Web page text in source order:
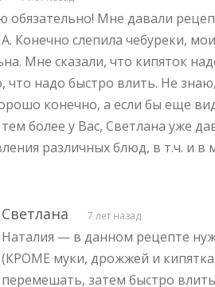
обязательно! Мне давали
Конечно слепила чебуреки,
Мне сказали, что кипяток
что надо быстро влить. Не
конечно, а если бы еще
более у Вас, Светлана уже
различных блюд, в т.ч. и в
Светлана 7 лет назад
Наталия — в данном рецепте
(КРОМЕ муки, дрожжей и
перемешать, затем быстро